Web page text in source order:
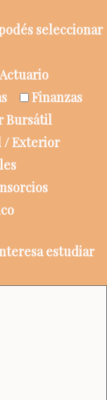
seleccionar
Actuario
Finanzas
Bursátil
/ Exterior
estudiar